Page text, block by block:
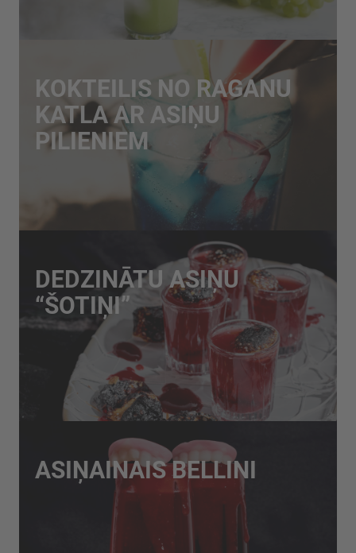
KOKTEILIS NO RAGANU
KATLA AR ASIŅU
PILIENIEM
DEDZINĀTU ASIŅU
“ŠOTIŅI”
ASIŅAINAIS BELLINI